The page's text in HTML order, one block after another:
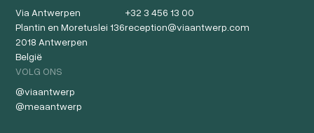
Via Antwerpen
Plantin en Moretuslei 136
2018 Antwerpen
België
+32 3 456 13 00
reception@viaantwerp.com
VOLG ONS
@viaantwerp
@meaantwerp